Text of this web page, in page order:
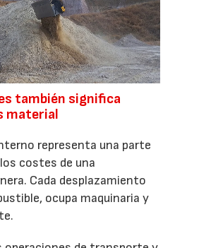
también significa
material
representa una parte
costes de una
Cada desplazamiento
ocupa maquinaria y